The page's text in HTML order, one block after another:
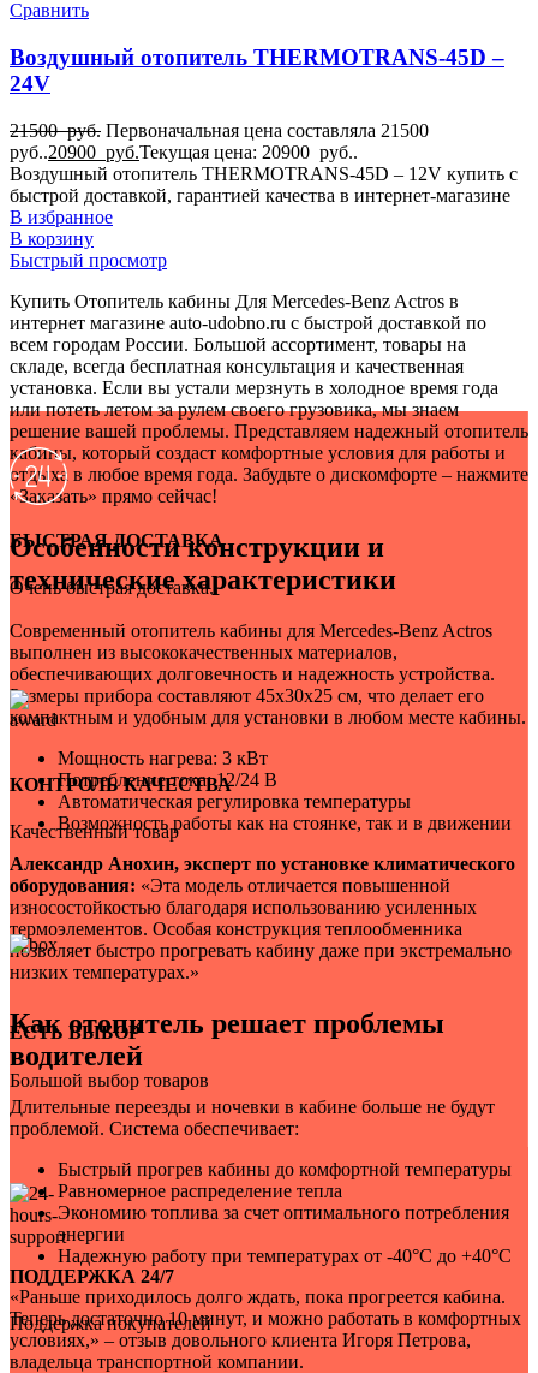
Сравнить
Воздушный отопитель THERMOTRANS-45D –
24V
21500руб. Первоначальная цена составляла 21500
руб..20900 руб.Текущая цена: 20900 руб..
Воздушный отопитель THERMOTRANS-45D – 12V купить с
быстрой доставкой, гарантией качества в интернет-магазине
В избранное
В корзину
Быстрый просмотр
Купить Отопитель кабины Для Mercedes-Benz Actros в
интернет магазине auto-udobno.ru с быстрой доставкой по
всем городам России. Большой ассортимент, товары на
складе, всегда бесплатная консультация и качественная
установка. Если вы устали мерзнуть в холодное время года
или потеть летом за рулем своего грузовика, мы знаем
решение вашей проблемы. Представляем надежный отопитель
кабины, который создаст комфортные условия для работы и
отдыха в любое время года. Забудьте о дискомфорте – нажмите
«Заказать» прямо сейчас!
Особенности конструкции и
технические характеристики
Современный отопитель кабины для Mercedes-Benz Actros
выполнен из высококачественных материалов,
обеспечивающих долговечность и надежность устройства.
Размеры прибора составляют 45х30х25 см, что делает его
компактным и удобным для установки в любом месте кабины.
Мощность нагрева: 3 кВт
Потребление тока: 12/24 В
Автоматическая регулировка температуры
Возможность работы как на стоянке, так и в движении
Александр Анохин, эксперт по установке климатического
оборудования: «Эта модель отличается повышенной
износостойкостью благодаря использованию усиленных
термоэлементов. Особая конструкция теплообменника
позволяет быстро прогревать кабину даже при экстремально
низких температурах.»
Как отопитель решает проблемы
водителей
Длительные переезды и ночевки в кабине больше не будут
проблемой. Система обеспечивает:
Быстрый прогрев кабины до комфортной температуры
Равномерное распределение тепла
Экономию топлива за счет оптимального потребления
энергии
Надежную работу при температурах от -40°C до +40°C
«Раньше приходилось долго ждать, пока прогреется кабина.
Теперь достаточно 10 минут, и можно работать в комфортных
условиях,» – отзыв довольного клиента Игоря Петрова,
владельца транспортной компании.
БЫСТРАЯ ДОСТАВКА
Очень быстрая доставка.
КОНТРОЛЬ КАЧЕСТВА
Качественный товар
ЕСТЬ ВЫБОР
Большой выбор товаров
ПОДДЕРЖКА 24/7
Поддержка покупателей